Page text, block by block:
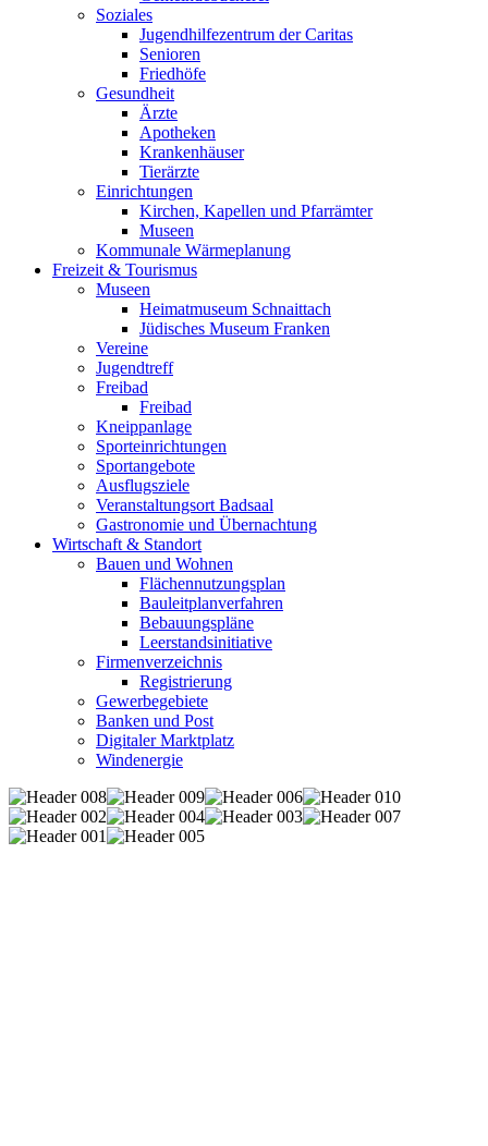
Soziales
Jugendhilfezentrum der Caritas
Senioren
Friedhöfe
Gesundheit
Ärzte
Apotheken
Krankenhäuser
Tierärzte
Einrichtungen
Kirchen, Kapellen und Pfarrämter
Museen
Kommunale Wärmeplanung
Freizeit & Tourismus
Museen
Heimatmuseum Schnaittach
Jüdisches Museum Franken
Vereine
Jugendtreff
Freibad
Freibad
Kneippanlage
Sporteinrichtungen
Sportangebote
Ausflugsziele
Veranstaltungsort Badsaal
Gastronomie und Übernachtung
Wirtschaft & Standort
Bauen und Wohnen
Flächennutzungsplan
Bauleitplanverfahren
Bebauungspläne
Leerstandsinitiative
Firmenverzeichnis
Registrierung
Gewerbegebiete
Banken und Post
Digitaler Marktplatz
Windenergie